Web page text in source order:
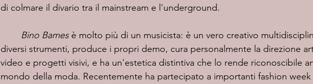
di colmare il divario tra il mainstream e l'underground.
Bino Bames è molto più di un musicista: è un vero creativo
diversi strumenti, produce i propri demo, cura personalmente la direzione
video e progetti visivi, e ha un'estetica distintiva che lo rende riconoscibile
mondo della moda. Recentemente ha partecipato a importanti fashion